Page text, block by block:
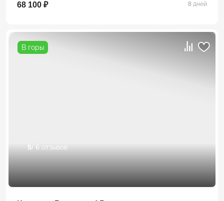
68 100 ₽ 8 дней
В горы
5/ 6 отзывов